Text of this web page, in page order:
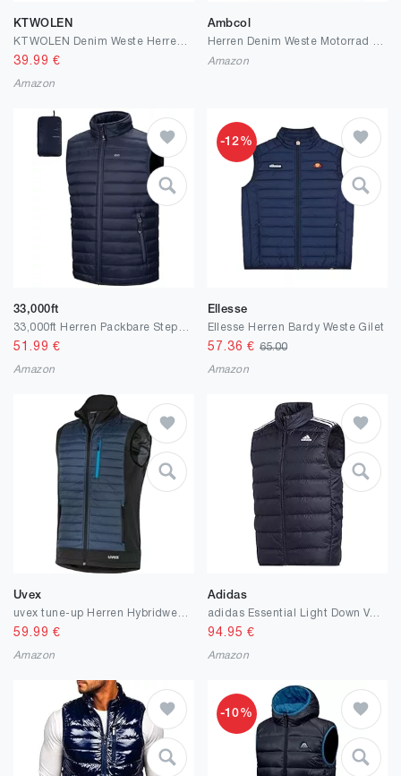
KTWOLEN
39.99 €
Amazon
Ambcol
Amazon
33,000ft
51.99 €
Amazon
-12%
Ellesse
Ellesse Herren Bardy Weste Gilet
57.36 € 65.00
Amazon
Uvex
59.99 €
Amazon
Adidas
adidas Essential Light Down Vest Weste
94.95 €
Amazon
-10%